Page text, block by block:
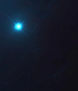
· licita una
demostració